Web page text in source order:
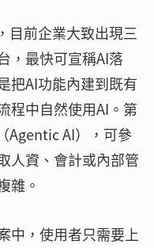
目前企業大致出現三
，最快可宣稱AI落
把AI功能內建到既有
程中自然使用AI。第
Agentic AI），可參
人資、會計或內部管
雜。
中，使用者只需要上